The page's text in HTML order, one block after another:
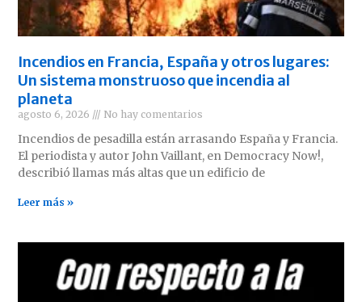
Incendios en Francia, España y otros lugares:
Un sistema monstruoso que incendia al
planeta
agosto 6, 2026 No hay comentarios
Incendios de pesadilla están arrasando España y Francia.
El periodista y autor John Vaillant, en Democracy Now!,
describió llamas más altas que un edificio de
Leer más »